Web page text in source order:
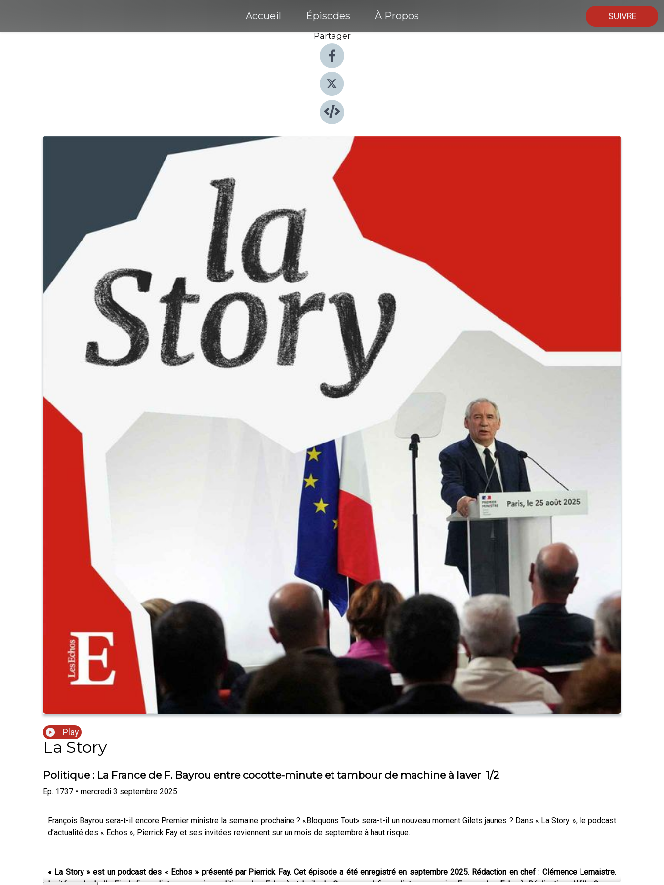
Accueil Épisodes À Propos
SUIVRE
Partager
Play
La Story
Politique : La France de F. Bayrou entre cocotte-minute et tambour de machine à laver 1/2
Ep. 1737 • mercredi 3 septembre 2025
François Bayrou sera-t-il encore Premier ministre la semaine prochaine ? «Bloquons Tout» sera-t-il un nouveau moment Gilets jaunes ? Dans « La Story », le podcast
d’actualité des « Echos », Pierrick Fay et ses invitées reviennent sur un mois de septembre à haut risque.
« La Story » est un podcast des « Echos » présenté par Pierrick Fay. Cet épisode a été enregistré en septembre 2025. Rédaction en chef : Clémence Lemaistre.